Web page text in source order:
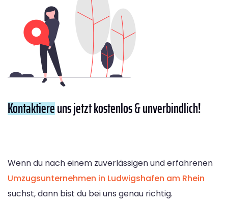
Kontaktiereuns jetzt kostenlos & unverbindlich!
Wenn du nach einem zuverlässigen und erfahrenen
Umzugsunternehmen in Ludwigshafen am Rhein
suchst, dann bist du bei uns genau richtig.